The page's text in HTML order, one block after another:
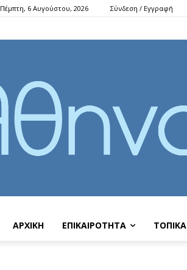
Πέμπτη, 6 Αυγούστου, 2026 Σύνδεση / Εγγραφή
ΑΡΧΙΚΗ ΕΠΙΚΑΙΡΟΤΗΤΑ ΤΟΠΙΚΑ